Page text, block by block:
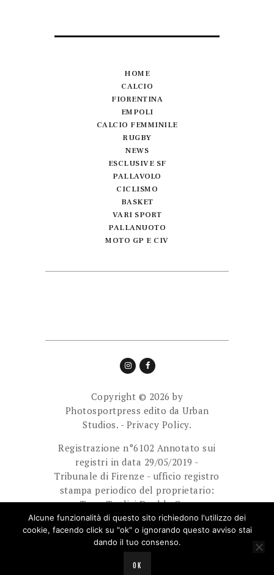
HOME
CALCIO
FIORENTINA
EMPOLI
CALCIO FEMMINILE
RUGBY
NEWS
ESCLUSIVE SF
PALLAVOLO
CICLISMO
BASKET
VARI SPORT
PALLANUOTO
MOTO GP E CIV
Copyright © 2026 by
Photosportpress edito da Urban
Studios. - Privacy Policy.
Registrazione n°6102 Annotato sui
registri in data 29/05/2019 -
Tribunale di Firenze - ufficio registro
stampa periodico del proprietario:
Team Tredici Double Cam
Ass.Sport.Dilett. Direttore
responsabile: Giuliani Paolo.
Alcune funzionalità di questo sito richiedono l'utilizzo dei
cookie, facendo click su "ok" o ignorando questo avviso stai
dando il tuo consenso.
OK